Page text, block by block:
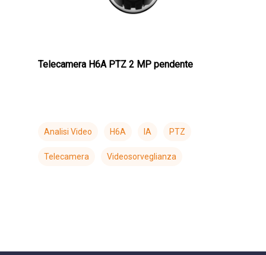
Telecamera H6A PTZ 2 MP pendente
Analisi Video H6A IA PTZ
Telecamera Videosorveglianza